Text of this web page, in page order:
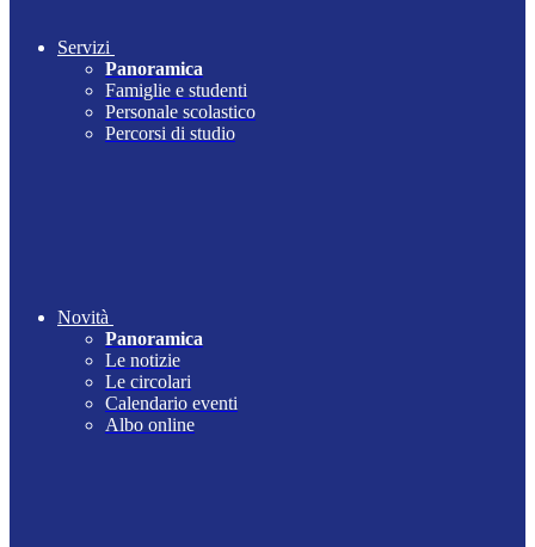
Servizi
Panoramica
Famiglie e studenti
Personale scolastico
Percorsi di studio
Novità
Panoramica
Le notizie
Le circolari
Calendario eventi
Albo online